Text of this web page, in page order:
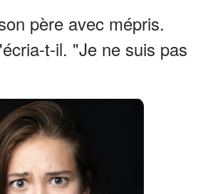
père avec mépris.
t-il. "Je ne suis pas